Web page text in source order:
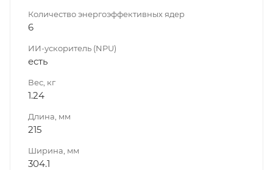
Количество энергоэффективных ядер
6
ИИ-ускоритель (NPU)
есть
Вес, кг
1.24
Длина, мм
215
Ширина, мм
304.1